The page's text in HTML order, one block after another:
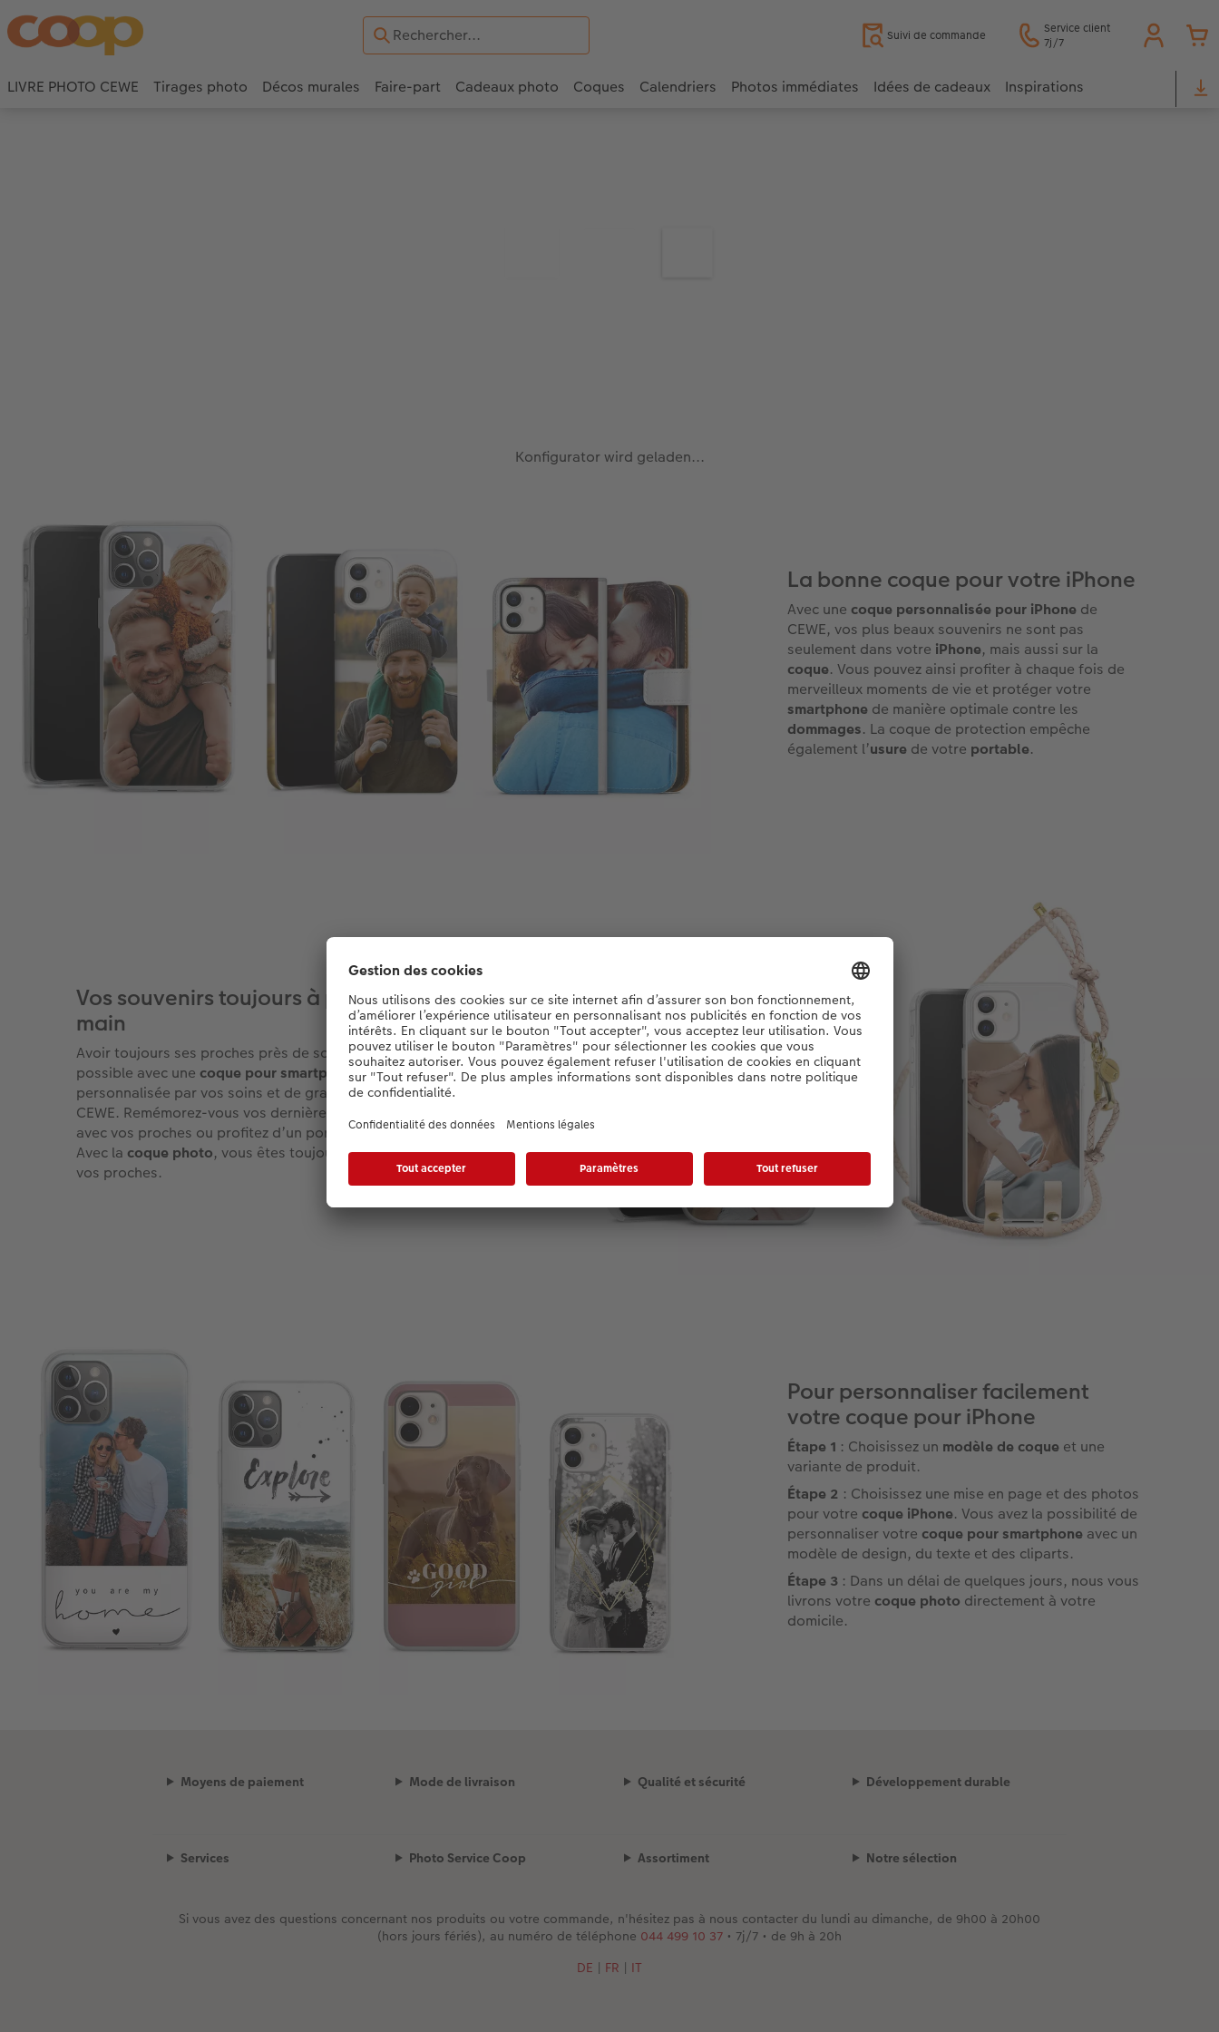
Suivi de commande
Service client
7j/7
LIVRE PHOTO CEWE Tirages photo Décos murales Faire-part Cadeaux photo Coques Calendriers Photos immédiates Idées de cadeaux Inspirations
Konfigurator wird geladen...
La bonne coque pour votre iPhone
Avec une coque personnalisée pour iPhone de
CEWE, vos plus beaux souvenirs ne sont pas
seulement dans votre iPhone, mais aussi sur la
coque. Vous pouvez ainsi profiter à chaque fois de
merveilleux moments de vie et protéger votre
smartphone de manière optimale contre les
dommages. La coque de protection empêche
également l’usure de votre portable.
Vos souvenirs toujours à portée de
main
Avoir toujours ses proches près de soi, c’est
possible avec une coque pour smartphone iPhone
personnalisée par vos soins et de grande qualité
CEWE. Remémorez-vous vos dernières vacances
avec vos proches ou profitez d’un portrait de famille.
Avec la coque photo, vous êtes toujours tout près de
vos proches.
Pour personnaliser facilement
votre coque pour iPhone
Étape 1 : Choisissez un modèle de coque et une
variante de produit.
Étape 2 : Choisissez une mise en page et des photos
pour votre coque iPhone. Vous avez la possibilité de
personnaliser votre coque pour smartphone avec un
modèle de design, du texte et des cliparts.
Étape 3 : Dans un délai de quelques jours, nous vous
livrons votre coque photo directement à votre
domicile.
Moyens de paiement Mode de livraison Qualité et sécurité Développement durable
Services Photo Service Coop Assortiment Notre sélection
Si vous avez des questions concernant nos produits ou votre commande, n'hésitez pas à nous contacter du lundi au dimanche, de 9h00 à 20h00
(hors jours fériés), au numéro de téléphone 044 499 10 37 • 7j/7 • de 9h à 20h
DE | FR | IT